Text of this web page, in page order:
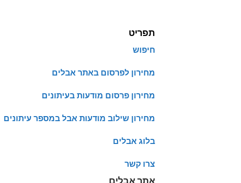
תפריט
חיפוש
מחירון לפרסום באתר אבלים
מחירון פרסום מודעות בעיתונים
מחירון שילוב מודעות אבל במספר עיתונים
בלוג אבלים
צרו קשר
אתר אבלים